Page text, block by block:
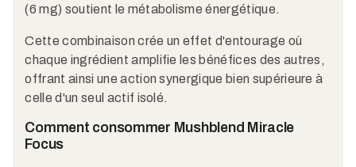
(6 mg) soutient le métabolisme énergétique.
Cette combinaison crée un effet d'entourage où
chaque ingrédient amplifie les bénéfices des autres,
offrant ainsi une action synergique bien supérieure à
celle d'un seul actif isolé.
Comment consommer Mushblend Miracle
Focus